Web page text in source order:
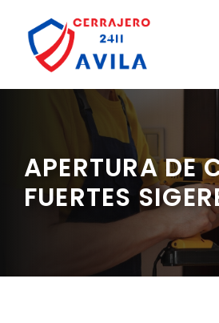
contenido
APERTURA DE
FUERTES